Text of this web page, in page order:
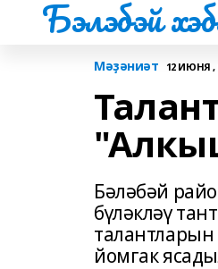
Бэлэбэй
Мәҙәниәт 12 ИЮНЯ ,
Бәләбәй
бүләкләү
йомгак